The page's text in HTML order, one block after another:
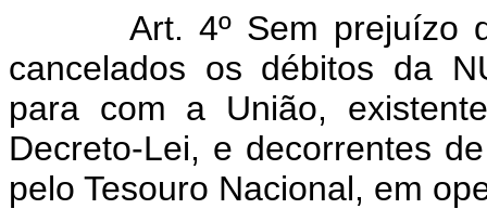
Art. 4º Sem prejuízo do
cancelados os débitos da
para com a União,
Decreto-Lei, e decorrentes
pelo Tesouro Nacional, em